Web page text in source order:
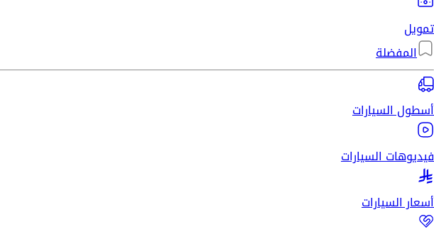
تمويل
المفضلة
أسطول السيارات
فيديوهات السيارات
أسعار السيارات